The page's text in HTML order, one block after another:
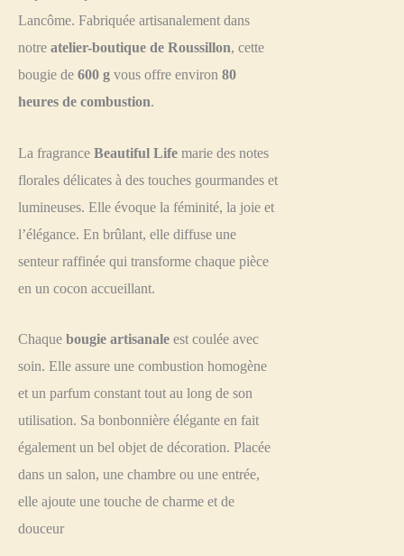
Lancôme. Fabriquée artisanalement dans
notre atelier-boutique de Roussillon, cette
bougie de 600 g vous offre environ 80
heures de combustion.
La fragrance Beautiful Life marie des notes
florales délicates à des touches gourmandes et
lumineuses. Elle évoque la féminité, la joie et
l’élégance. En brûlant, elle diffuse une
senteur raffinée qui transforme chaque pièce
en un cocon accueillant.
Chaque bougie artisanale est coulée avec
soin. Elle assure une combustion homogène
et un parfum constant tout au long de son
utilisation. Sa bonbonnière élégante en fait
également un bel objet de décoration. Placée
dans un salon, une chambre ou une entrée,
elle ajoute une touche de charme et de
douceur